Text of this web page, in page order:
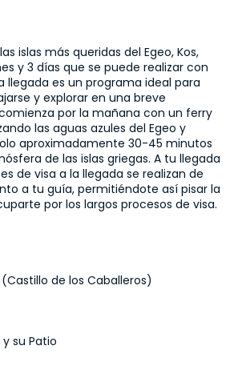
islas más queridas del Egeo, Kos,
y 3 días que se puede realizar con
llegada es un programa ideal para
y explorar en una breve
por la mañana con un ferry
las aguas azules del Egeo y
aproximadamente 30-45 minutos
de las islas griegas. A tu llegada
de visa a la llegada se realizan de
a tu guía, permitiéndote así pisar la
por los largos procesos de visa.
de los Caballeros)
su Patio